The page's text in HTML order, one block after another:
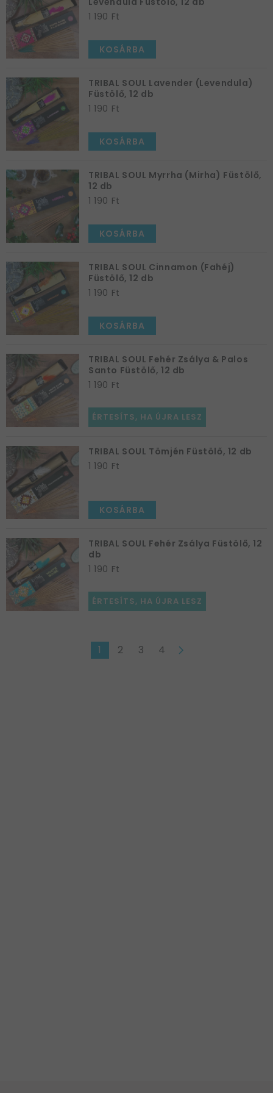
1 190 Ft
KOSÁRBA
TRIBAL SOUL Lavender (Levendula)
Füstölő, 12 db
1 190 Ft
KOSÁRBA
TRIBAL SOUL Myrrha (Mirha) Füstölő,
12 db
1 190 Ft
KOSÁRBA
TRIBAL SOUL Cinnamon (Fahéj)
Füstölő, 12 db
1 190 Ft
KOSÁRBA
TRIBAL SOUL Fehér Zsálya & Palos
Santo Füstölő, 12 db
1 190 Ft
ÉRTESÍTS, HA ÚJRA LESZ
TRIBAL SOUL Tömjén Füstölő, 12 db
1 190 Ft
KOSÁRBA
TRIBAL SOUL Fehér Zsálya Füstölő, 12
db
1 190 Ft
ÉRTESÍTS, HA ÚJRA LESZ
1 2 3 4